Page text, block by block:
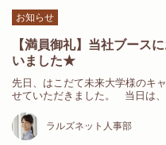
お知らせ
【満員御礼】当社ブース
いました★
先日、はこだて未来大学様のキ
せていただきました。 当日は
ラルズネット人事部